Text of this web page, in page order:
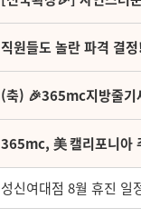
직원들도 놀란 파격 결정!
(축) 🎉365mc지방줄기
365mc, 美 캘리포니아
성신여대점 8월 휴진 일